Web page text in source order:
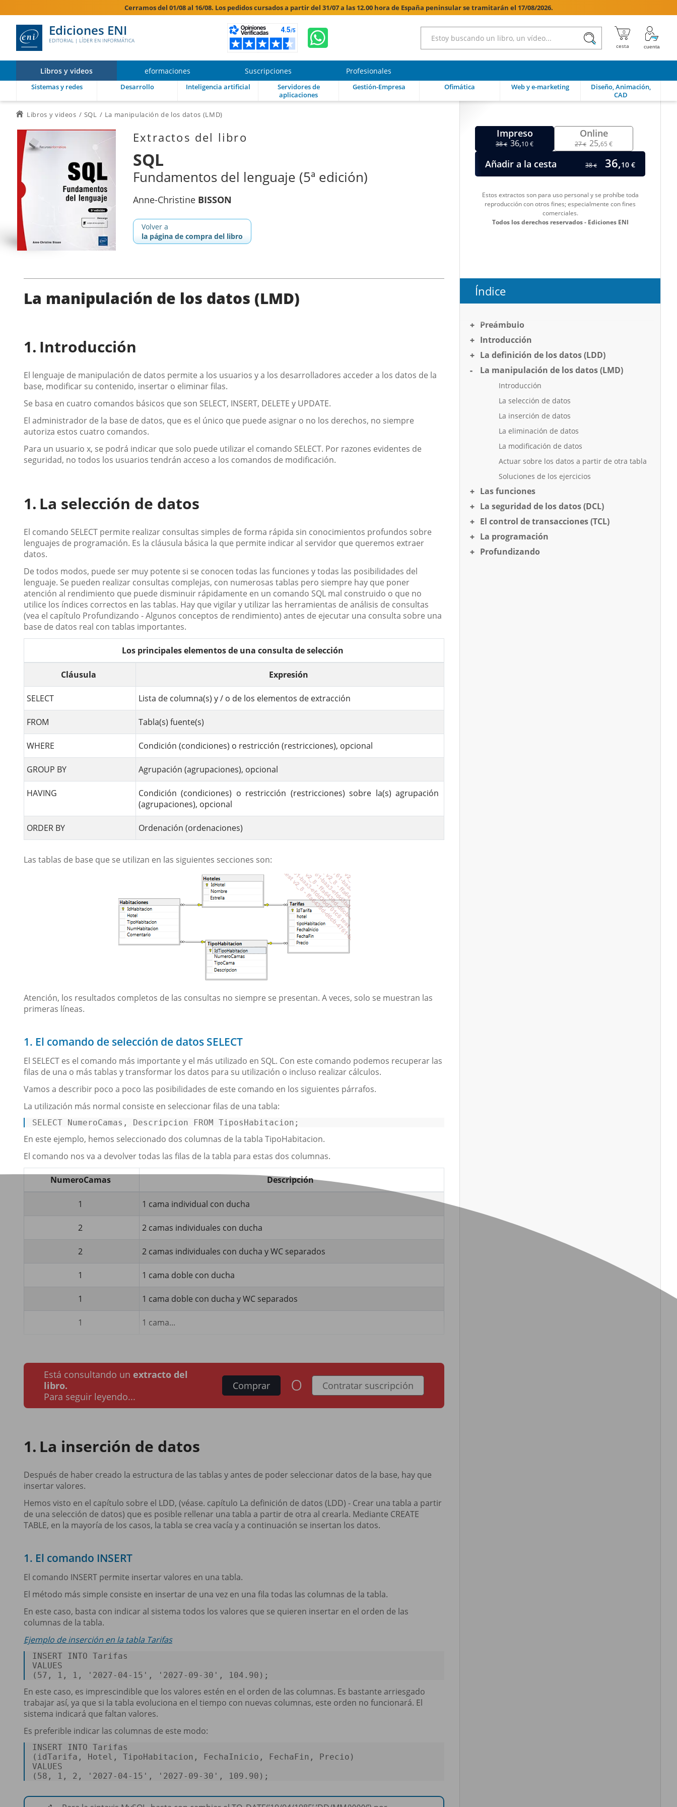
Cerramos del 01/08 al 16/08. Los pedidos cursados a partir del 31/07 a las 12.00 hora de España peninsular se tramitarán el 17/08/2026.
Ediciones ENI
EDITORIAL | LÍDER EN INFORMÁTICA 
Libros y videos eformaciones Suscripciones Profesionales
Sistemas y redes Desarrollo Inteligencia artificial
Servidores de
aplicaciones
Gestión-Empresa Ofimática Web y e-marketing
Diseño, Animación,
CAD
Libros y videos SQL La manipulación de los datos (LMD)
Extractos del libro
SQL
Fundamentos del lenguaje (5ª edición)
Anne-Christine BISSON
Volver a
la página de compra del libro
Impreso
38€ 36,10 €
Online
27€ 25,65 €
Añadir a la cesta 38€ 36,10 €
Estos extractos son para uso personal y se prohíbe toda
reproducción con otros fines; especialmente con fines
comerciales.
Todos los derechos reservados - Ediciones ENI
La manipulación de los datos (LMD)
Introducción
El lenguaje de manipulación de datos permite a los usuarios y a los desarrolladores acceder a los datos de la
base, modificar su contenido, insertar o eliminar filas.
Se basa en cuatro comandos básicos que son SELECT, INSERT, DELETE y UPDATE.
El administrador de la base de datos, que es el único que puede asignar o no los derechos, no siempre
autoriza estos cuatro comandos.
Para un usuario x, se podrá indicar que solo puede utilizar el comando SELECT. Por razones evidentes de
seguridad, no todos los usuarios tendrán acceso a los comandos de modificación.
La selección de datos
El comando SELECT permite realizar consultas simples de forma rápida sin conocimientos profundos sobre
lenguajes de programación. Es la cláusula básica la que permite indicar al servidor que queremos extraer
datos.
De todos modos, puede ser muy potente si se conocen todas las funciones y todas las posibilidades del
lenguaje. Se pueden realizar consultas complejas, con numerosas tablas pero siempre hay que poner
atención al rendimiento que puede disminuir rápidamente en un comando SQL mal construido o que no
utilice los índices correctos en las tablas. Hay que vigilar y utilizar las herramientas de análisis de consultas
(vea el capítulo Profundizando - Algunos conceptos de rendimiento) antes de ejecutar una consulta sobre una
base de datos real con tablas importantes.
Los principales elementos de una consulta de selección
Cláusula Expresión
SELECT Lista de columna(s) y / o de los elementos de extracción
FROM Tabla(s) fuente(s)
WHERE Condición (condiciones) o restricción (restricciones), opcional
GROUP BY Agrupación (agrupaciones), opcional
HAVING
Condición (condiciones) o restricción (restricciones) sobre la(s) agrupación
(agrupaciones), opcional
ORDER BY Ordenación (ordenaciones)
Las tablas de base que se utilizan en las siguientes secciones son:
Atención, los resultados completos de las consultas no siempre se presentan. A veces, solo se muestran las
primeras líneas.
1. El comando de selección de datos SELECT
El SELECT es el comando más importante y el más utilizado en SQL. Con este comando podemos recuperar las
filas de una o más tablas y transformar los datos para su utilización o incluso realizar cálculos.
Vamos a describir poco a poco las posibilidades de este comando en los siguientes párrafos.
La utilización más normal consiste en seleccionar filas de una tabla:
SELECT NumeroCamas, Descripcion FROM TiposHabitacion;
En este ejemplo, hemos seleccionado dos columnas de la tabla TipoHabitacion.
El comando nos va a devolver todas las filas de la tabla para estas dos columnas.
NumeroCamas Descripción
1 1 cama individual con ducha
2 2 camas individuales con ducha
2 2 camas individuales con ducha y WC separados
1 1 cama doble con ducha
1 1 cama doble con ducha y WC separados
1 1 cama...
Está consultando un extracto del
libro.
Para seguir leyendo...
Comprar o Contratar suscripción
La inserción de datos
Después de haber creado la estructura de las tablas y antes de poder seleccionar datos de la base, hay que
insertar valores.
Hemos visto en el capítulo sobre el LDD, (véase. capítulo La definición de datos (LDD) - Crear una tabla a partir
de una selección de datos) que es posible rellenar una tabla a partir de otra al crearla. Mediante CREATE
TABLE, en la mayoría de los casos, la tabla se crea vacía y a continuación se insertan los datos.
1. El comando INSERT
El comando INSERT permite insertar valores en una tabla.
El método más simple consiste en insertar de una vez en una fila todas las columnas de la tabla.
En este caso, basta con indicar al sistema todos los valores que se quieren insertar en el orden de las
columnas de la tabla.
Ejemplo de inserción en la tabla Tarifas
INSERT INTO
VALUES
( 57 , 1 , 1 , '2027-04-15' , '2027-09-30' , 104.90 );
En este caso, es imprescindible que los valores estén en el orden de las columnas. Es bastante arriesgado
trabajar así, ya que si la tabla evoluciona en el tiempo con nuevas columnas, este orden no funcionará. El
sistema indicará que faltan valores.
Es preferible indicar las columnas de este modo:
INSERT INTO Tarifas
VALUES
( 58 , 1 , 2 , '2027-04-15' , '2027-09-30' , 109.90 );
Índice
Preámbulo
Introducción
La definición de los datos (LDD)
La manipulación de los datos (LMD)
Introducción
La selección de datos
La inserción de datos
La eliminación de datos
La modificación de datos
Actuar sobre los datos a partir de otra tabla
Soluciones de los ejercicios
Las funciones
La seguridad de los datos (DCL)
El control de transacciones (TCL)
La programación
Profundizando